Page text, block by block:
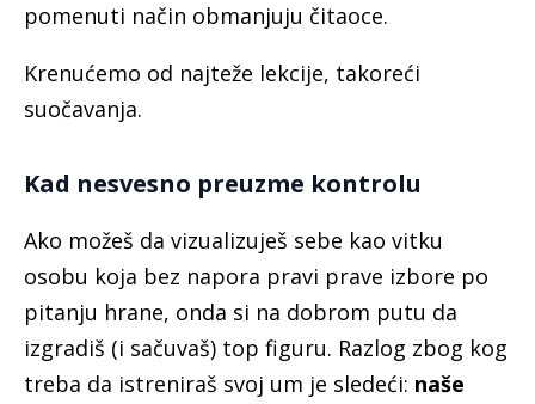
pomenuti način obmanjuju čitaoce.
Krenućemo od najteže lekcije, takoreći
suočavanja.
Kad nesvesno preuzme kontrolu
Ako možeš da vizualizuješ sebe kao vitku
osobu koja bez napora pravi prave izbore po
pitanju hrane, onda si na dobrom putu da
izgradiš (i sačuvaš) top figuru. Razlog zbog kog
treba da istreniraš svoj um je sledeći: naše